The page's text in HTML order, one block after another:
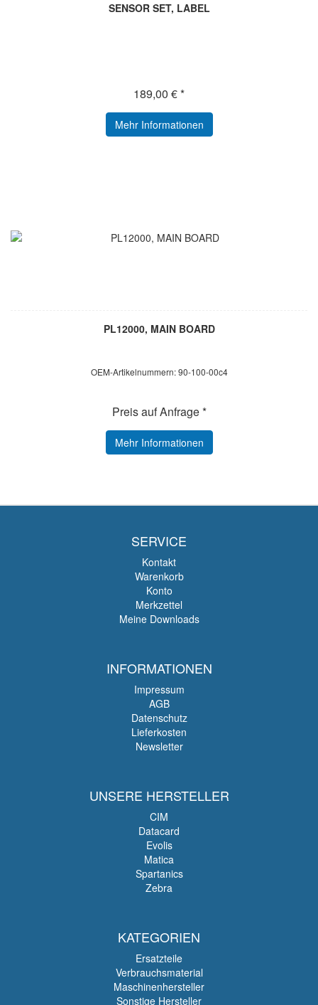
SENSOR SET, LABEL
189,00 € *
Mehr Informationen
PL12000, MAIN BOARD
OEM-Artikelnummern: 90-100-00c4
Preis auf Anfrage *
Mehr Informationen
SERVICE
Kontakt
Warenkorb
Konto
Merkzettel
Meine Downloads
INFORMATIONEN
Impressum
AGB
Datenschutz
Lieferkosten
Newsletter
UNSERE HERSTELLER
CIM
Datacard
Evolis
Matica
Spartanics
Zebra
KATEGORIEN
Ersatzteile
Verbrauchsmaterial
Maschinenhersteller
Sonstige Hersteller